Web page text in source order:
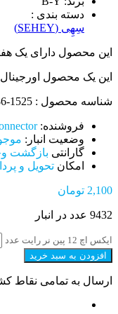
دسته بندی :
سِهِی (SEHEY)
این محصول دارای یک
این یک محصول
شناسه محصول : 1525-3636-4
فروشنده:
وضعیت انبار:
گارانتی بازگشت
امکان تحویل و
2,100 تومان
9432 عدد در انبار
ایکس اچ 12 پین نر رایت عدد
افزودن به سبد خرید
ارسال به تمامی نقاط